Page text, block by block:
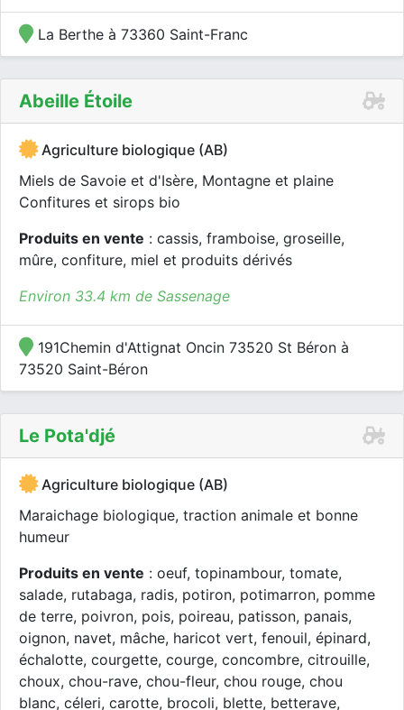
La Berthe à 73360 Saint-Franc
Abeille Étoile
Agriculture biologique (AB)
Miels de Savoie et d'Isère, Montagne et plaine
Confitures et sirops bio
Produits en vente : cassis, framboise, groseille,
mûre, confiture, miel et produits dérivés
Environ 33.4 km de Sassenage
191Chemin d'Attignat Oncin 73520 St Béron à
73520 Saint-Béron
Le Pota'djé
Agriculture biologique (AB)
Maraichage biologique, traction animale et bonne
humeur
Produits en vente : oeuf, topinambour, tomate,
salade, rutabaga, radis, potiron, potimarron, pomme
de terre, poivron, pois, poireau, patisson, panais,
oignon, navet, mâche, haricot vert, fenouil, épinard,
échalotte, courgette, courge, concombre, citrouille,
choux, chou-rave, chou-fleur, chou rouge, chou
blanc, céleri, carotte, brocoli, blette, betterave,